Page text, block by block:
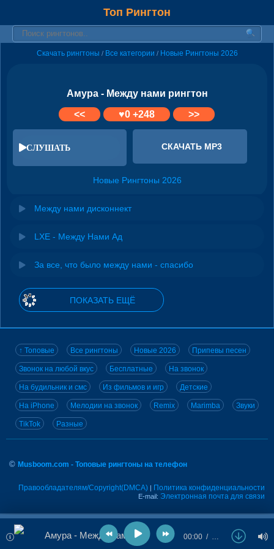
Топ Рингтон
Скачать рингтоны / Все категории / Новые Рингтоны 2026
Амура - Между нами рингтон
<<
♥0+248 >>
СЛУШАТЬ СКАЧАТЬ MP3
Новые Рингтоны 2026
Между нами дисконнект
LXE - Между Нами Ад
За все, что было между нами - спасибо
ПОКАЗАТЬ ЕЩЁ
↑ Топовые Все рингтоны Новые 2026 Припевы песен
Звонок на любой вкус Бесплатные На звонок
На будильник и смс Из фильмов и игр Детские
На iPhone Мелодии на звонок Remix Marimba Звуки
TikTok Разные
© Musboom.com - Топовые рингтоны на телефон
Правообладателям/Copyright(DMCA) | Политика конфиденциальности
E-mail: Электронная почта для связи
Амура - Между нами 00:00 …